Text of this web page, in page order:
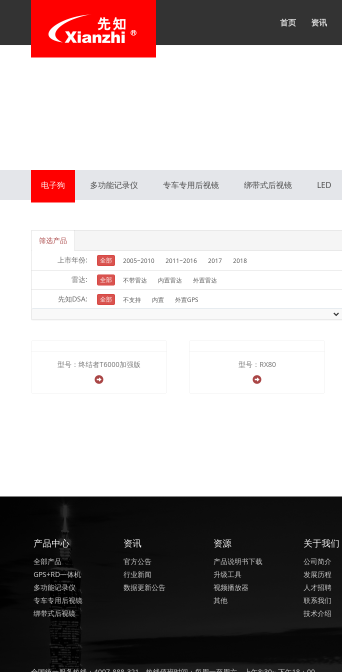
首页 资讯
电子狗 多功能记录仪 专车专用后视镜 绑带式后视镜 LED
筛选产品
上市年份: 全部 2005~2010 2011~2016 2017 2018
雷达: 全部 不带雷达 内置雷达 外置雷达
先知DSA: 全部 不支持 内置 外置GPS
型号：终结者T6000加强版 型号：RX80
产品中心
全部产品
GPS+RD一体机
多功能记录仪
专车专用后视镜
绑带式后视镜
资讯
官方公告
行业新闻
数据更新公告
资源
产品说明书下载
升级工具
视频播放器
其他
关于我们
公司简介
发展历程
人才招聘
联系我们
技术介绍